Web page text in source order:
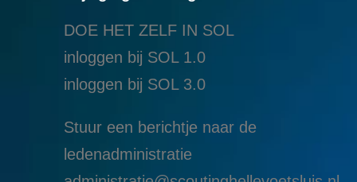
DOE HET ZELF IN SOL
inloggen bij SOL 1.0
inloggen bij SOL 3.0
Stuur een berichtje naar de
ledenadministratie